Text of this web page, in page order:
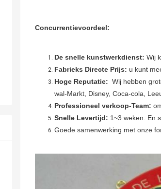
Concurrentievoordeel:
De snelle kunstwerkdienst: Wij
Fabrieks Directe Prijs: u kunt
Hoge Reputatie: Wij hebben
wal-Markt, Disney, Coca-cola,
Professioneel verkoop-Team:
Snelle Levertijd: 1~3 weken. En
Goede samenwerking met onze